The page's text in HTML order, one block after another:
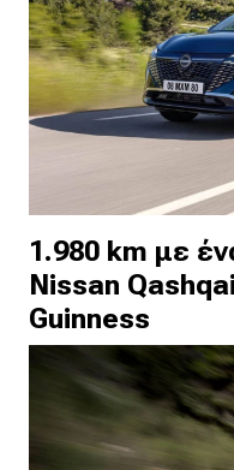
1.980 km με
Nissan
Guinness